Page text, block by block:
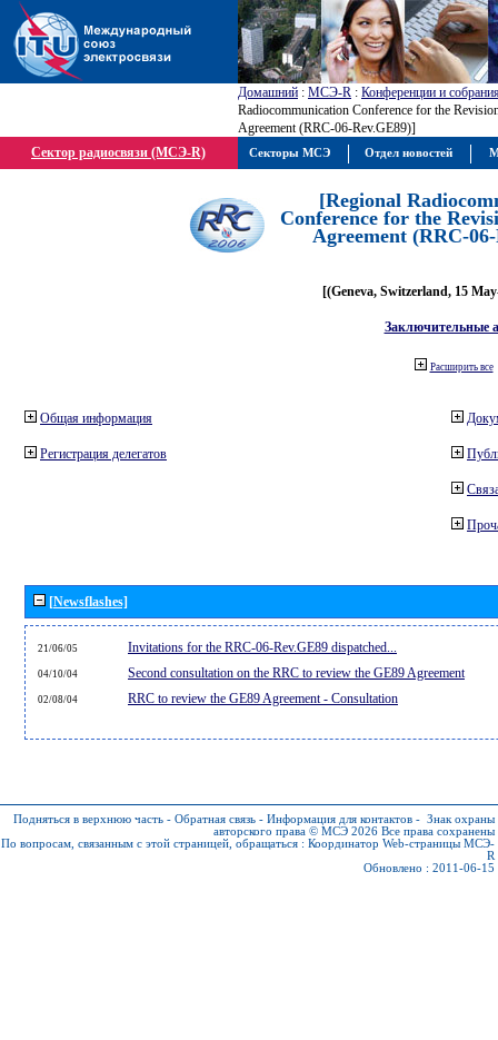
Домашний : МСЭ-R : Конференции и
Radiocommunication Conference for the
Agreement (RRC-06-Rev.GE89)]
Сектор радиосвязи (МСЭ-R)
[Regional
Conference for the
Agreement (RRC-
[(Geneva, Switzerland, 15
Заключительные
Расширить все
Общая информация
Регистрация делегатов
[Newsflashes]
21/06/05 Invitations for the RRC-06-Rev.GE89 dispatched...
04/10/04 Second consultation on the RRC to review the GE89 Agreement
02/08/04 RRC to review the GE89 Agreement - Consultation
Подняться в верхнюю часть - Обратная связь - Информация для контактов - Знак охраны
авторского права © МСЭ 2026 Все права сохранены
По вопросам, связанным с этой страницей, обращаться : Координатор Web-страницы МСЭ-
R
Обновлено : 2011-06-15
Секторы МСЭ Отдел новостей